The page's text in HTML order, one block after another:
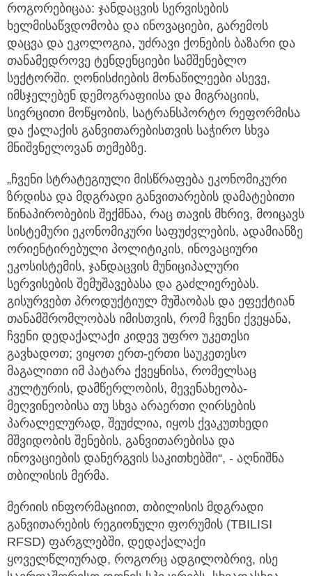
როგორებიცაა: ჯანდაცვის სერვისების
ხელმისაწვდომობა და ინოვაციები, გარემოს
დაცვა და ეკოლოგია, უძრავი ქონების ბაზარი და
თანამედროვე ტენდენციები სამშენებლო
სექტორში. ღონისძიების მონაწილეები ასევე,
იმსჯელებენ დემოგრაფიისა და მიგრაციის,
სივრცითი მოწყობის, სატრანსპორტო რეფორმისა
და ქალაქის განვითარებისთვის საჭირო სხვა
მნიშვნელოვან თემებზე.
„ჩვენი სტრატეგიული მისწრაფება ეკონომიკური
ზრდისა და მდგრადი განვითარების დამატებითი
წინაპირობების შექმნაა, რაც თავის მხრივ, მოიცავს
სისტემური ეკონომიკური საფუძვლების, ადამიანზე
ორიენტირებული პოლიტიკის, ინოვაციური
ეკოსისტემის, ჯანდაცვის მუნიციპალური
სერვისების შემუშავებასა და გაძლიერებას.
გისურვებთ პროდუქტიულ მუშაობას და ეფექტიან
თანამშრომლობას იმისთვის, რომ ჩვენი ქვეყანა,
ჩვენი დედაქალაქი კიდევ უფრო უკეთესი
გავხადოთ; ვიყოთ ერთ-ერთი საუკეთესო
მაგალითი იმ პატარა ქვეყნისა, რომელსაც
კულტურის, დამწერლობის, მევენახეობა-
მეღვინეობისა თუ სხვა არაერთი ღირსების
პარალელურად, შეუძლია, იყოს ქვაკუთხედი
მშვიდობის შენების, განვითარებისა და
ინოვაციების დანერგვის საკითხებში“, - აღნიშნა
თბილისის მერმა.
მერიის ინფორმაციით, თბილისის მდგრადი
განვითარების რეგიონული ფორუმის (TBILISI
RFSD) ფარგლებში, დედაქალაქი
ყოველწლიურად, როგორც ადგილობრივ, ისე